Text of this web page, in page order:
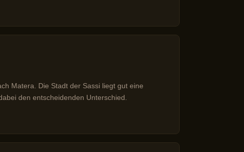
Matera. Die Stadt der Sassi liegt gut eine
den entscheidenden Unterschied.